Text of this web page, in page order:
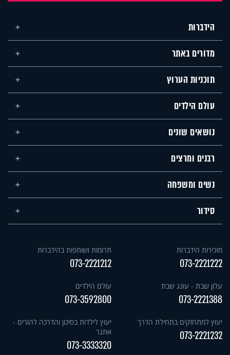
הידברות
מדורים באתר
תוכניות הערוץ
עולם הילדים
נושאים שונים
רבנים ומרצים
נשים ומשפחה
סידור
מזכירות הידברות
073-2221222
תרומות ושותפות בהידברות
073-2221212
עלון שבת - עונג שבת
073-2221388
עולם הילדים
073-3592800
יעוץ למתחזקים בתחילת הדרך
073-2221232
יעוץ לילדות בסיכון והדרכה להורים -
אתגר
073-3333320